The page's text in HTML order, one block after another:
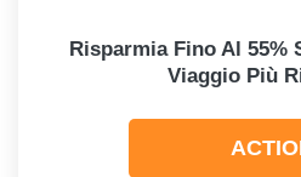
Risparmia Fino Al 55%
Viaggio Più